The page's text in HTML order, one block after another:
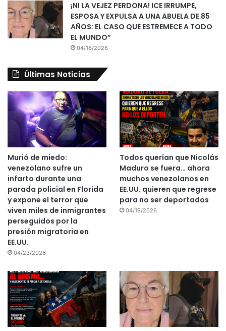
¡NI LA VEJEZ PERDONA! ICE IRRUMPE,
ESPOSA Y EXPULSA A UNA ABUELA DE 85
AÑOS: EL CASO QUE ESTREMECE A TODO
EL MUNDO”
04/18/2026
Últimas Noticias
Murió de miedo:
venezolano sufre un
infarto durante una
parada policial en Florida
y expone el terror que
viven miles de inmigrantes
perseguidos por la
presión migratoria en
EE.UU.
04/23/2026
Todos querían que Nicolás
Maduro se fuera… ahora
muchos venezolanos en
EE.UU. quieren que regrese
para no ser deportados
04/19/2026